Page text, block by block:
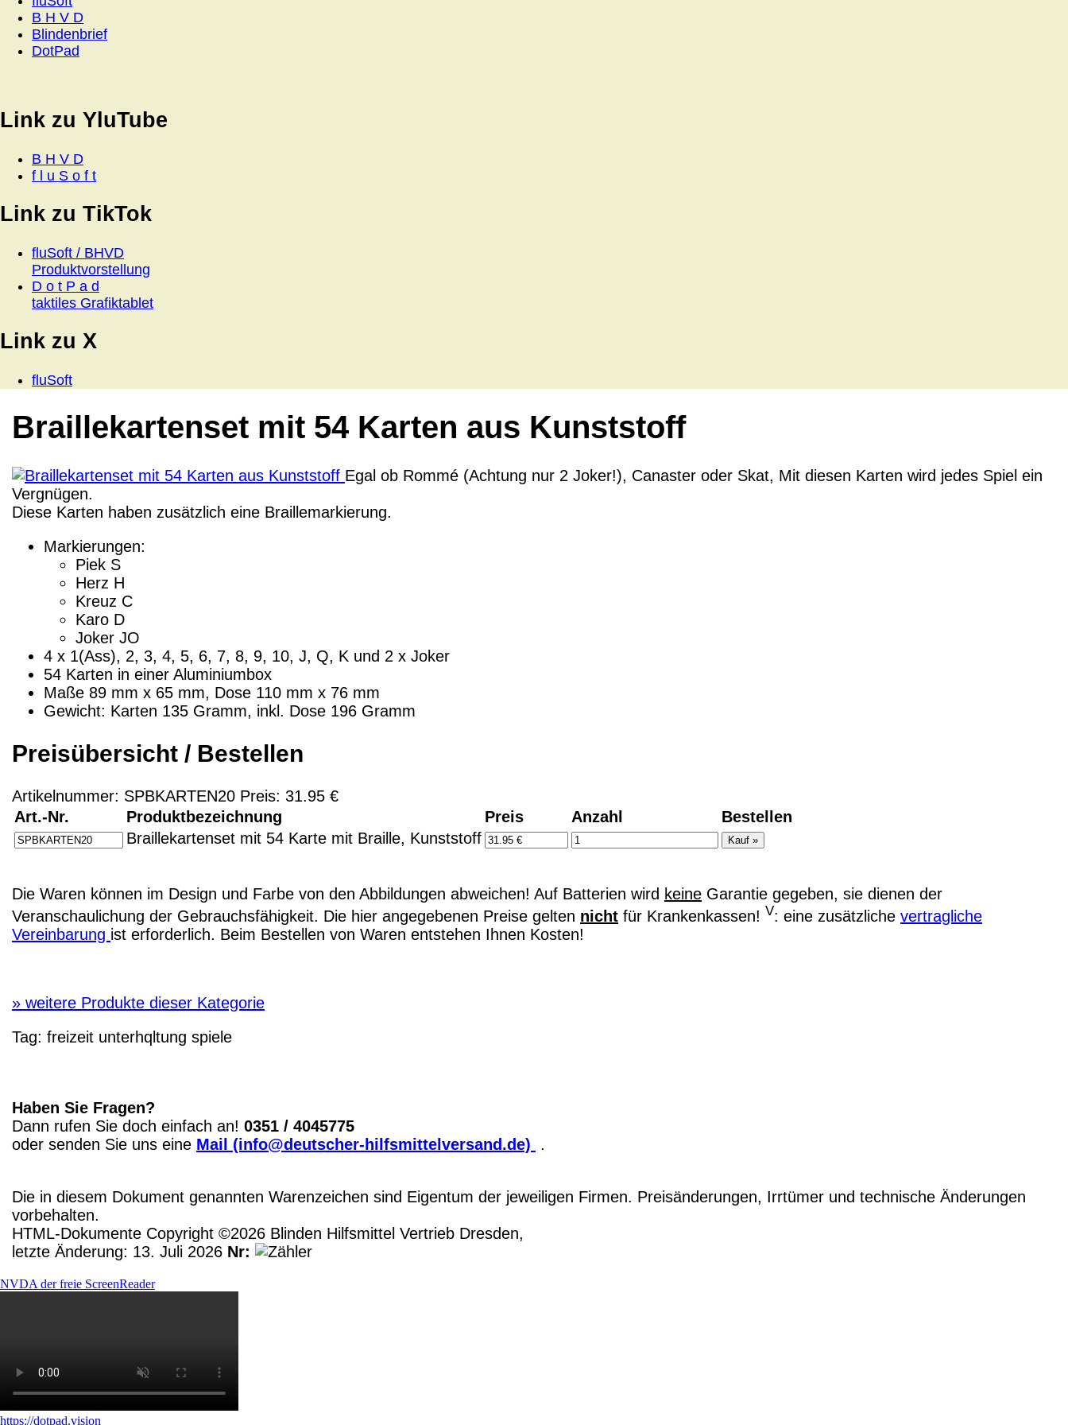
B H V D
Blindenbrief
DotPad
Link zu YluTube
B H V D
f l u S o f t
Link zu TikTok
fluSoft / BHVD
Produktvorstellung
D o t P a d
taktiles Grafiktablet
Link zu X
fluSoft
Braillekartenset mit 54 Karten aus Kunststoff
Egal ob Rommé (Achtung nur 2 Joker!), Canaster oder Skat, Mit diesen Karten wird jedes Spiel ein
Vergnügen.
Diese Karten haben zusätzlich eine Braillemarkierung.
Markierungen:
Piek S
Herz H
Kreuz C
Karo D
Joker JO
4 x 1(Ass), 2, 3, 4, 5, 6, 7, 8, 9, 10, J, Q, K und 2 x Joker
54 Karten in einer Aluminiumbox
Maße 89 mm x 65 mm, Dose 110 mm x 76 mm
Gewicht: Karten 135 Gramm, inkl. Dose 196 Gramm
Preisübersicht / Bestellen
Artikelnummer: SPBKARTEN20 Preis: 31.95 €
Art.-Nr.
Produktbezeichnung Preis Anzahl
Bestellen
Braillekartenset mit 54 Karte mit Braille, Kunststoff
Die Waren können im Design und Farbe von den Abbildungen abweichen! Auf Batterien wird keine Garantie gegeben, sie dienen der
Veranschaulichung der Gebrauchsfähigkeit. Die hier angegebenen Preise gelten nicht für Krankenkassen! V: eine zusätzliche vertragliche
Vereinbarung ist erforderlich. Beim Bestellen von Waren entstehen Ihnen Kosten!
» weitere Produkte dieser Kategorie
Tag: freizeit unterhqltung spiele
Haben Sie Fragen?
Dann rufen Sie doch einfach an! 0351 / 4045775
oder senden Sie uns eine Mail (info@deutscher-hilfsmittelversand.de) .
Die in diesem Dokument genannten Warenzeichen sind Eigentum der jeweiligen Firmen. Preisänderungen, Irrtümer und technische Änderungen
vorbehalten.
HTML-Dokumente Copyright ©2026 Blinden Hilfsmittel Vertrieb Dresden,
letzte Änderung: 13. Juli 2026 Nr:
NVDA der freie ScreenReader
https://dotpad.vision